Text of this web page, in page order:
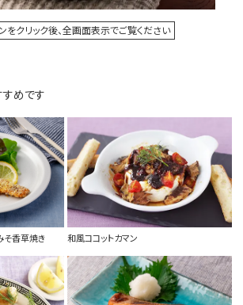
をクリック後、全画面表示でご覧ください
すめです
そ香草焼き 和風ココットカマン